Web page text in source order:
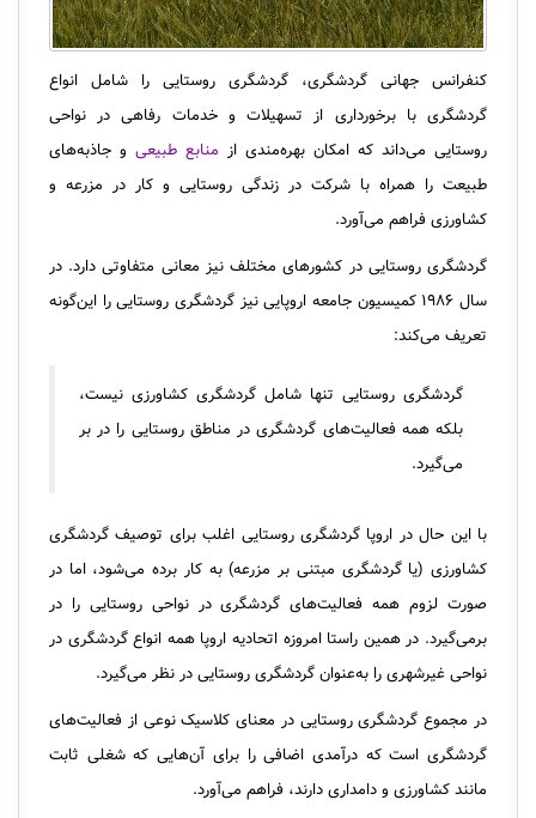
کنفرانس جهانی گردشگری، گردشگری روستایی را شامل انواع
گردشگری با برخورداری از تسهیلات و خدمات رفاهی در نواحی
روستایی می‌داند که امکان بهره‌مندی از منابع طبیعی و جاذبه‌های
طبیعت را همراه با شرکت در زندگی روستایی و کار در مزرعه و
کشاورزی فراهم می‌آورد.
گردشگری روستایی در کشورهای مختلف نیز معانی متفاوتی دارد. در
سال ۱۹۸۶ کمیسیون جامعه اروپایی نیز گردشگری روستایی را این‌گونه
تعریف می‌کند:
گردشگری روستایی تنها شامل گردشگری کشاورزی نیست،
بلکه همه فعالیت‌های گردشگری در مناطق روستایی را در بر
می‌گیرد.
با این حال در اروپا گردشگری روستایی اغلب برای توصیف گردشگری
کشاورزی (یا گردشگری مبتنی بر مزرعه) به کار برده می‌شود، اما در
صورت لزوم همه‌ فعالیت‌های گردشگری در نواحی روستایی را در
برمی‌گیرد. در همین راستا امروزه اتحادیه اروپا همه انواع گردشگری در
نواحی غیرشهری را به‌عنوان گردشگری روستایی در نظر می‌گیرد.
در مجموع گردشگری روستایی در معنای کلاسیک نوعی از فعالیت‌های
گردشگری است که درآمدی اضافی را برای آن‌هایی که شغلی ثابت
مانند کشاورزی و دامداری دارند، فراهم می‌آورد.